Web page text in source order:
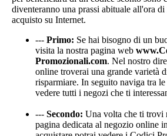
diventeranno una prassi abituale all'ora di
acquisto su Internet.
--- Primo: Se hai bisogno di un
visita la nostra pagina web
Promozionali.com. Nel nostro
online troverai una grande varietà
risparmiare. In seguito naviga tra
vedere tutti i negozi che ti
--- Secondo: Una volta che ti trovi
pagina dedicata al negozio online